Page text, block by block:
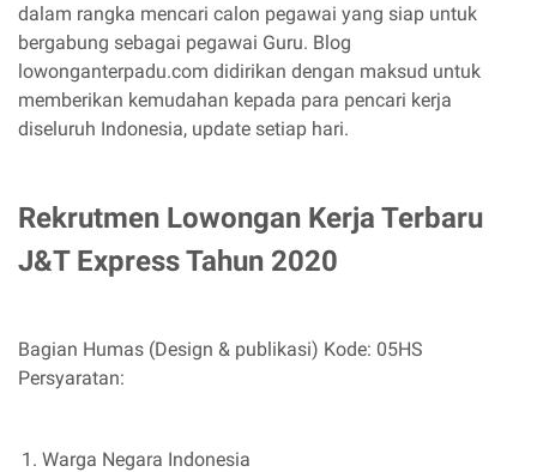
dalam rangka mencari calon pegawai yang siap untuk
bergabung sebagai pegawai Guru. Blog
lowonganterpadu.com didirikan dengan maksud untuk
memberikan kemudahan kepada para pencari kerja
diseluruh Indonesia, update setiap hari.
Rekrutmen Lowongan Kerja Terbaru
J&T Express Tahun 2020
Bagian Humas (Design & publikasi) Kode: 05HS
Persyaratan:
Warga Negara Indonesia